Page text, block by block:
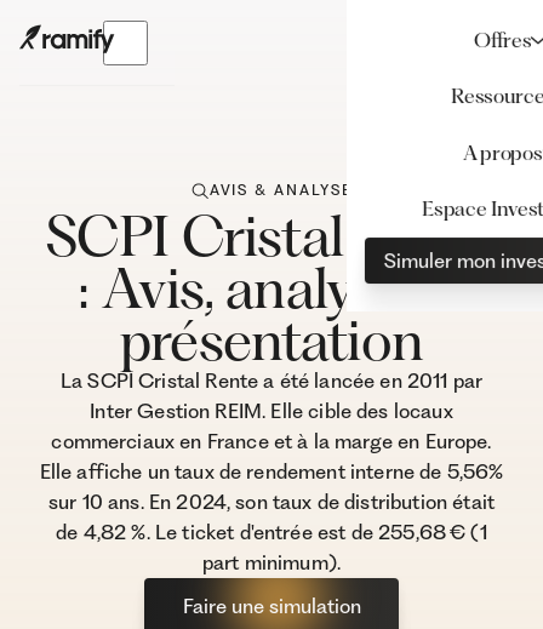
Offres
A propos
Espace
Simuler mon
AVIS & ANALYSE
SCPI Cristal Rente
: Avis, analyse et
présentation
La SCPI Cristal Rente a été lancée en 2011 par
Inter Gestion REIM. Elle cible des locaux
commerciaux en France et à la marge en Europe.
Elle affiche un taux de rendement interne de 5,56%
sur 10 ans. En 2024, son taux de distribution était
de 4,82 %. Le ticket d'entrée est de 255,68 € (1
part minimum).
Faire une simulation